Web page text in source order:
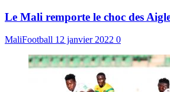
Le Mali remporte le choc des
MaliFootball 12 janvier 2022 0